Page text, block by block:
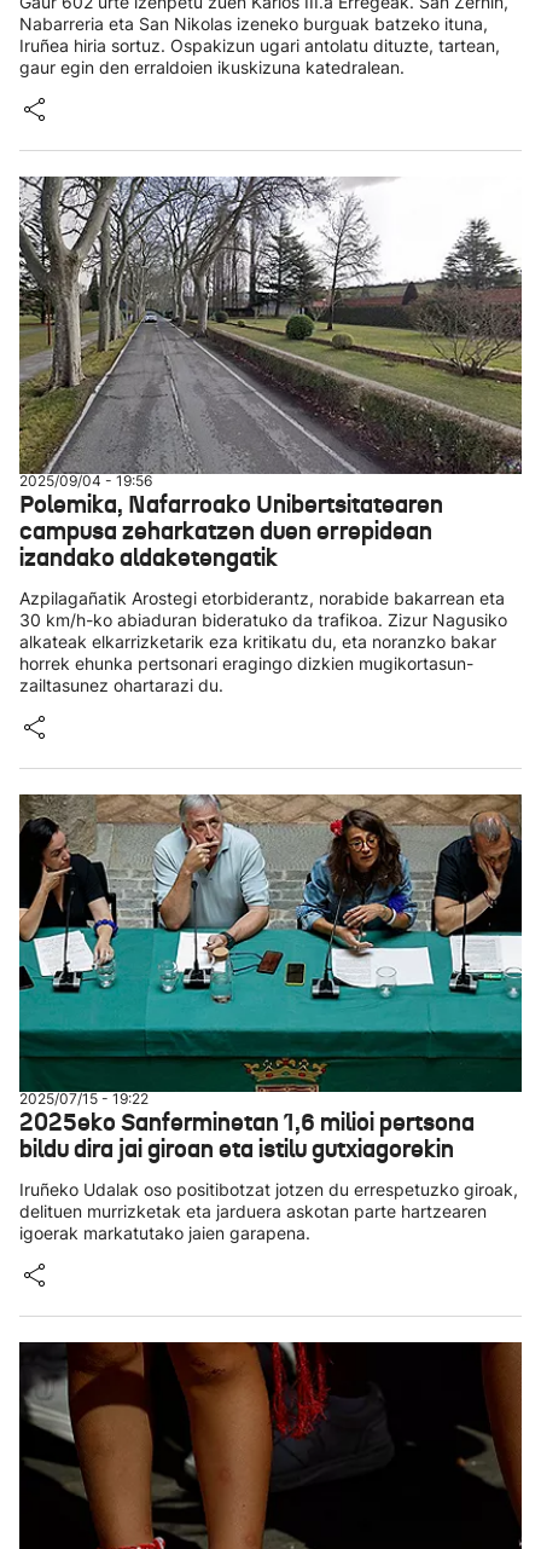
Nabarreria eta San Nikolas izeneko burguak batzeko ituna,
Iruñea hiria sortuz. Ospakizun ugari antolatu dituzte, tartean,
gaur egin den erraldoien ikuskizuna katedralean.
2025/09/04 - 19:56
Polemika, Nafarroako Unibertsitatearen
campusa zeharkatzen duen errepidean
izandako aldaketengatik
Azpilagañatik Arostegi etorbiderantz, norabide bakarrean eta
30 km/h-ko abiaduran bideratuko da trafikoa. Zizur Nagusiko
alkateak elkarrizketarik eza kritikatu du, eta noranzko bakar
horrek ehunka pertsonari eragingo dizkien mugikortasun-
zailtasunez ohartarazi du.
2025/07/15 - 19:22
2025eko Sanferminetan 1,6 milioi pertsona
bildu dira jai giroan eta istilu gutxiagorekin
Iruñeko Udalak oso positibotzat jotzen du errespetuzko giroak,
delituen murrizketak eta jarduera askotan parte hartzearen
igoerak markatutako jaien garapena.